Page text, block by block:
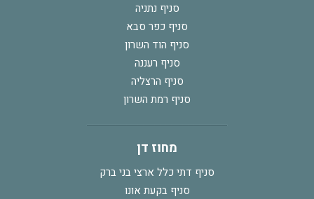
סניף נתניה
סניף כפר סבא
סניף הוד השרון
סניף רעננה
סניף הרצליה
סניף רמת השרון
מחוז דן
סניף דתי כלל ארצי בני ברק
סניף בקעת אונו